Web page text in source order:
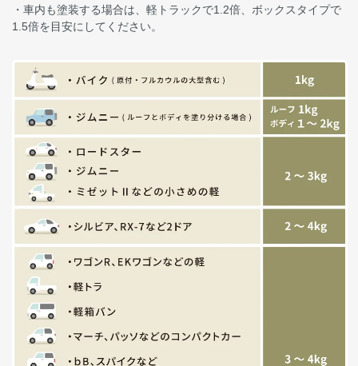
・車内も塗装する場合は、軽トラックで1.2倍、ボックスタイプで
1.5倍を目安にしてください。